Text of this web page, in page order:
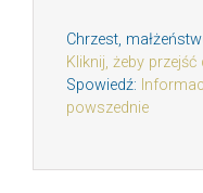
Chrzest,
Kliknij, żeby
Spowiedź:
powszednie